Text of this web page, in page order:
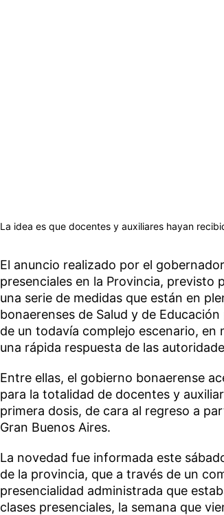
La idea es que docentes y auxiliares hayan
El anuncio realizado por el
presenciales en la Provincia, previsto
una serie de medidas que están en
bonaerenses de Salud y de
de un todavía complejo escenario, en
una rápida respuesta de las
Entre ellas, el gobierno bonaerense
para la totalidad de docentes y
primera dosis, de cara al regreso a
Gran Buenos Aires.
La novedad fue informada este
de la provincia, que a través de un
presencialidad administrada que
clases presenciales, la semana que